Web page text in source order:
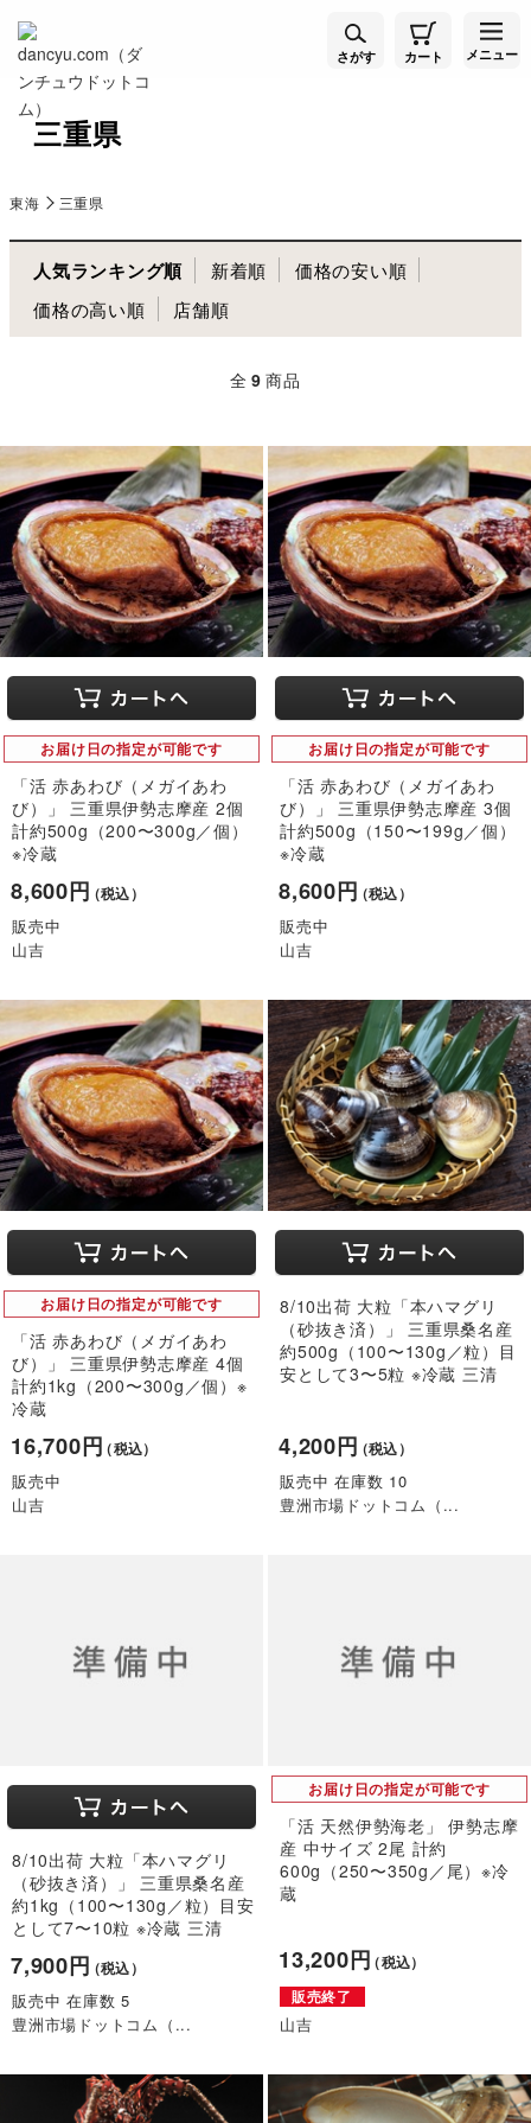
さがす カート メニュー
三重県
東海 三重県
人気ランキング順 新着順
価格の安い順
価格の高い順
店舗順
全 9 商品
お届け日の指定が可能です
「活 赤あわび（メガイあわ
び）」 三重県伊勢志摩産 2個
計約500g（200〜300g／個）
※冷蔵
8,600円（税込）
販売中
山吉
お届け日の指定が可能です
「活 赤あわび（メガイあわ
び）」 三重県伊勢志摩産 3個
計約500g（150〜199g／個）
※冷蔵
8,600円（税込）
販売中
山吉
お届け日の指定が可能です
「活 赤あわび（メガイあわ
び）」 三重県伊勢志摩産 4個
計約1kg（200〜300g／個）※
冷蔵
16,700円（税込）
販売中
山吉
8/10出荷 大粒「本ハマグリ
（砂抜き済）」 三重県桑名産
約500g（100〜130g／粒）目
安として3〜5粒 ※冷蔵 三清
4,200円（税込）
販売中 在庫数 10
豊洲市場ドットコム（...
8/10出荷 大粒「本ハマグリ
（砂抜き済）」 三重県桑名産
約1kg（100〜130g／粒）目安
として7〜10粒 ※冷蔵 三清
7,900円（税込）
販売中 在庫数 5
豊洲市場ドットコム（...
お届け日の指定が可能です
「活 天然伊勢海老」 伊勢志摩
産 中サイズ 2尾 計約
600g（250〜350g／尾）※冷
蔵
13,200円（税込）
販売終了
山吉